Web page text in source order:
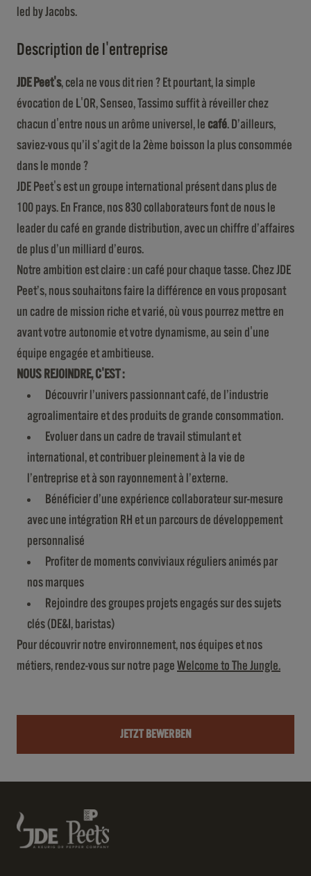
led by Jacobs.
Description de l'entreprise
JDE Peet's, cela ne vous dit rien ? Et pourtant, la simple
évocation de L'OR, Senseo, Tassimo suffit à réveiller chez
chacun d'entre nous un arôme universel, le café. D’ailleurs,
saviez-vous qu’il s’agit de la 2ème boisson la plus consommée
dans le monde ?
JDE Peet's est un groupe international présent dans plus de
100 pays. En France, nos 830 collaborateurs font de nous le
leader du café en grande distribution, avec un chiffre d’affaires
de plus d’un milliard d’euros.
Notre ambition est claire : un café pour chaque tasse. Chez JDE
Peet’s, nous souhaitons faire la différence en vous proposant
un cadre de mission riche et varié, où vous pourrez mettre en
avant votre autonomie et votre dynamisme, au sein d'une
équipe engagée et ambitieuse.
NOUS REJOINDRE, C'EST :
Découvrir l’univers passionnant café, de l’industrie
agroalimentaire et des produits de grande consommation.
Evoluer dans un cadre de travail stimulant et
international, et contribuer pleinement à la vie de
l’entreprise et à son rayonnement à l’externe.
Bénéficier d’une expérience collaborateur sur-mesure
avec une intégration RH et un parcours de développement
personnalisé
Profiter de moments conviviaux réguliers animés par
nos marques
Rejoindre des groupes projets engagés sur des sujets
clés (DE&I, baristas)
Pour découvrir notre environnement, nos équipes et nos
métiers, rendez-vous sur notre page Welcome to The Jungle.
JETZT BEWERBEN